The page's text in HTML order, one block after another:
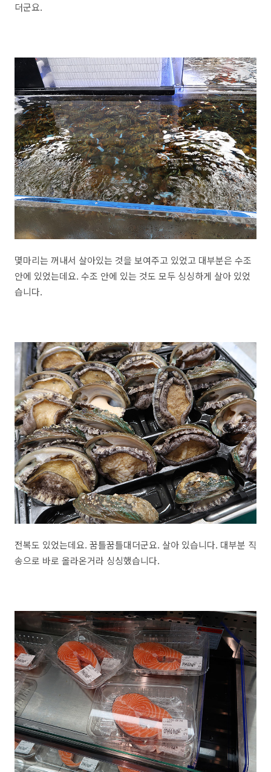
더군요.
몇마리는 꺼내서 살아있는 것을 보여주고 있었고 대부분은 수조
안에 있었는데요. 수조 안에 있는 것도 모두 싱싱하게 살아 있었
습니다.
전복도 있었는데요. 꿈틀꿈틀대더군요. 살아 있습니다. 대부분 직
송으로 바로 올라온거라 싱싱했습니다.